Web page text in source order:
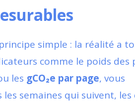
simple : la réalité a
comme le poids des
les gCO₂e par page, vous
semaines qui suivent, les